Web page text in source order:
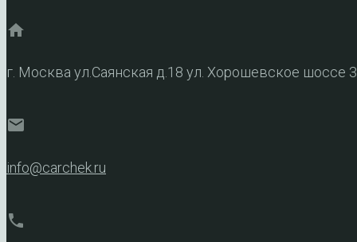
home
г. Москва ул.Саянская д.18 ул. Хорошевское шоссе
mail
info@carchek.ru
phone